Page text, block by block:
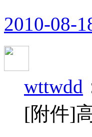
2010-08-
wttwdd
[附件]